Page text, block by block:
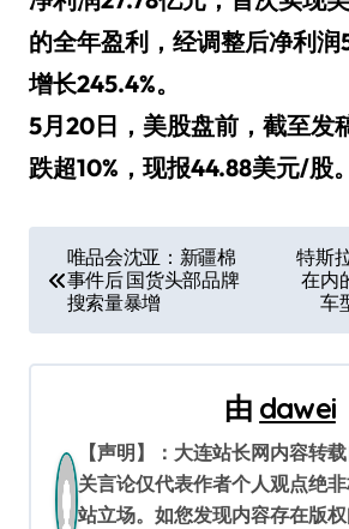
的全年盈利，经调整后净利
增长245.4%。
5月20日，美股盘前，截至发
跌超10%，现报44.88美元/股。
章
导
唯品会沈亚：新疆棉
事件后 国货头部品牌
搜索量暴增
特斯
在内
车
由 dawei
【声明】：大连站长网内容转
关言论仅代表作者个人观点绝
站立场。如您发现内容存在版